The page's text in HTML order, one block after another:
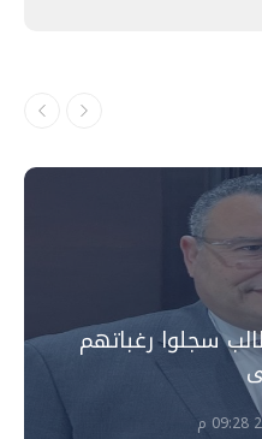
29 ألف طالب سجلوا رغباتهم